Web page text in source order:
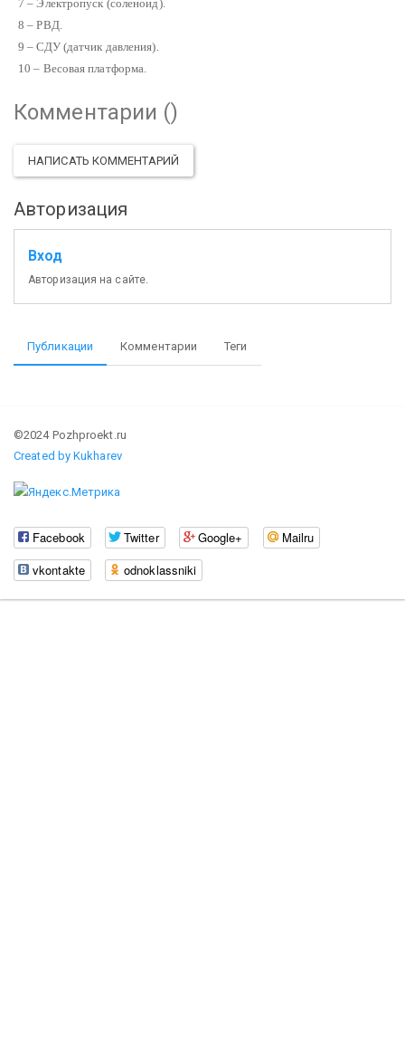
7 – Электропуск (соленоид).
8 – РВД.
9 – СДУ (датчик давления).
10 – Весовая платформа.
Комментарии ()
НАПИСАТЬ КОММЕНТАРИЙ
Авторизация
Вход
Авторизация на сайте.
Публикации Комментарии Теги
©2024 Pozhproekt.ru
Created by Kukharev
Facebook Twitter Google+
Mailru
vkontakte
odnoklassniki